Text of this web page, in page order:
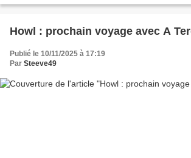
Howl : prochain voyage avec A
Publié le 10/11/2025 à 17:19
Par Steeve49